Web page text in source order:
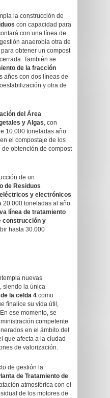
la construcción de
con capacidad para
con una línea de
anaerobia otra de
obtener un compost
También se
de la fracción
años con dos líneas de
y otra de
del Área
y A lgas, con
10.000 toneladas año
el compostaje de los
obtención de compost
de un
de Residuos
y electrónicos
20.000 toneladas al año
línea de tratamiento
construcción y
hasta 30.000
nuevas
siendo la única
la celda 4 como
finalice su vida útil,
ese momento, se
competente
en el ámbito del
que afecta a la ciudad
de valorización.
de gestión la
de Tratamiento de
atmosférica con el
de los motores de